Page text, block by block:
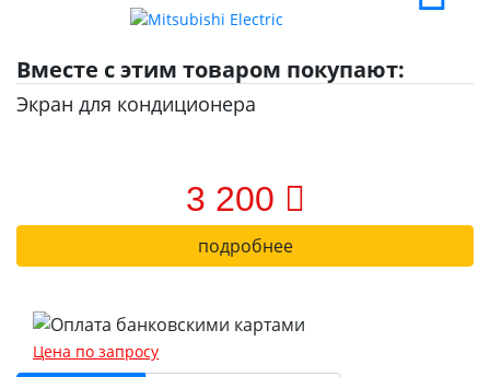
Вместе с этим товаром покупают:
Экран для кондиционера
3 200
подробнее
Цена по запросу